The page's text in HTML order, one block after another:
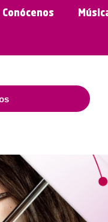
Conócenos